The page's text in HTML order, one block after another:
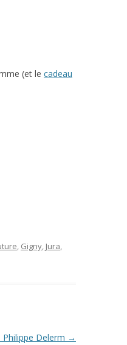
(et le cadeau
, Gigny, Jura,
Delerm →